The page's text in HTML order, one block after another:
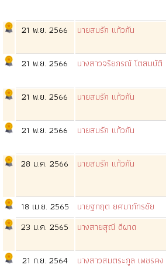
21 พ.ย. 2566
นายสมรัก แก้วกัน
21 พ.ย. 2566
นางสาวจริยภรณ์ โตสมบัติ
21 พ.ย. 2566
นายสมรัก แก้วกัน
21 พ.ย. 2566
นายสมรัก แก้วกัน
28 ม.ค. 2566
นายสมรัก แก้วกัน
18 เม.ย. 2565 นายฐกฤต ยศมาภัทรชัย
23 ม.ค. 2565
นางสายสุณี ดีผาด
21 ก.ย. 2564
นางสาวสมตระกูล เพชรคง